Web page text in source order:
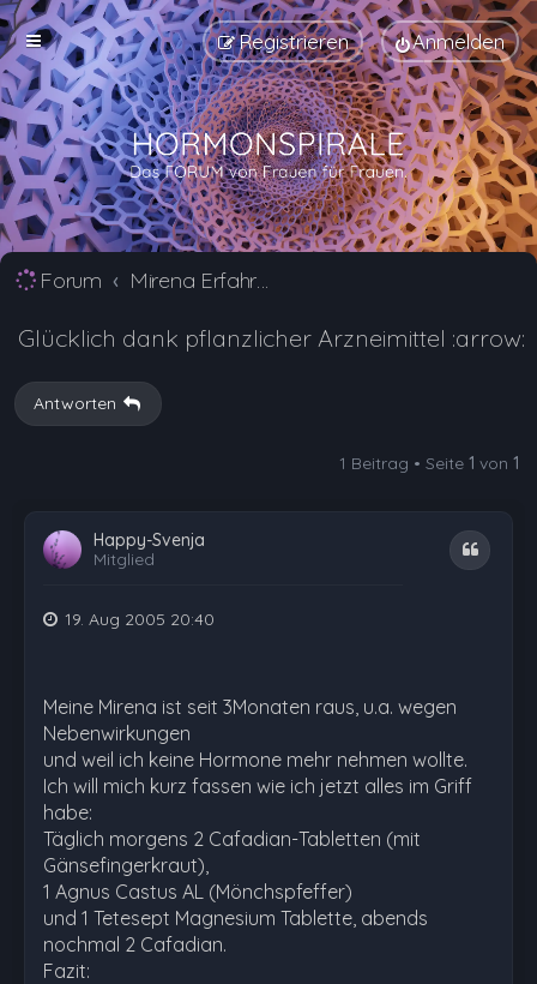
Anmelden
Registrieren
Forum Mirena Erfahrungsberichte und Nebenwirkungen
Glücklich dank pflanzlicher Arzneimittel :arrow:
Antworten
1 Beitrag • Seite 1 von 1
Happy-Svenja
Mitglied
Zitat
19. Aug 2005 20:40
Meine Mirena ist seit 3Monaten raus, u.a. wegen
Nebenwirkungen
und weil ich keine Hormone mehr nehmen wollte.
Ich will mich kurz fassen wie ich jetzt alles im Griff
habe:
Täglich morgens 2 Cafadian-Tabletten (mit
Gänsefingerkraut),
1 Agnus Castus AL (Mönchspfeffer)
und 1 Tetesept Magnesium Tablette, abends
nochmal 2 Cafadian.
Fazit: